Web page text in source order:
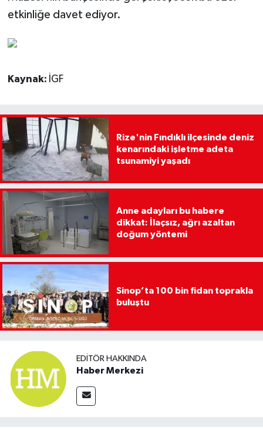
etkinliğe davet ediyor.
Kaynak: İGF
Rize'nin Fındıklı ilçesinde deniz
kenarındaki işletme adeta
tsunamiyi yaşadı
Anne adayları bu habere
dikkat: İlaçsız, ağrı azaltan
doğum yöntemi
Sinop’ta 100 bin fidan toprakla
buluştu
EDITÖR HAKKINDA
Haber Merkezi